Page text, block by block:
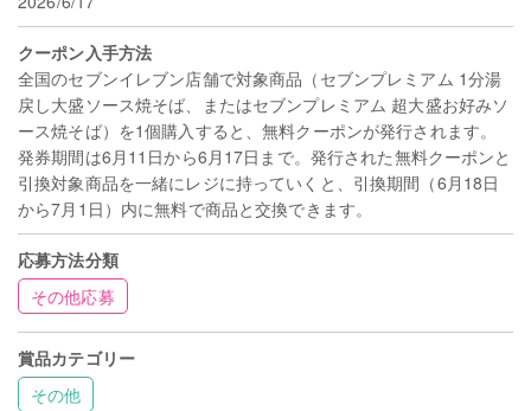
クーポン入手方法
全国のセブンイレブン店舗で対象商品（セブンプレミアム 1分湯
戻し大盛ソース焼そば、またはセブンプレミアム 超大盛お好みソ
ース焼そば）を1個購入すると、無料クーポンが発行されます。
発券期間は6月11日から6月17日まで。発行された無料クーポンと
引換対象商品を一緒にレジに持っていくと、引換期間（6月18日
から7月1日）内に無料で商品と交換できます。
応募方法分類
その他応募
賞品カテゴリー
その他